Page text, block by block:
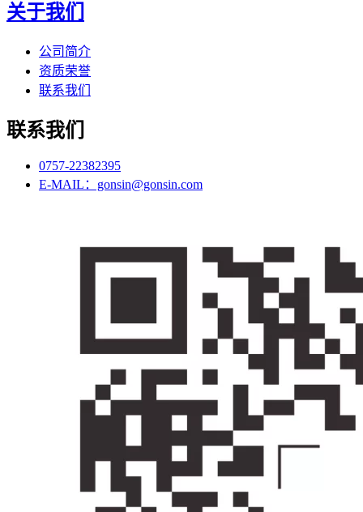
关于我们
公司简介
资质荣誉
联系我们
联系我们
0757-22382395
E-MAIL：gonsin@gonsin.com